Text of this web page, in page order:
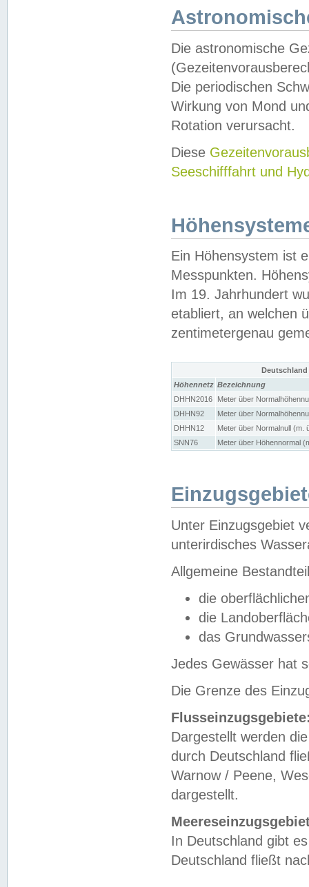
Die astronomische
Die periodischen
Wirkung von Mond
Rotation verursacht.
Diese
Seeschifffahrt und
Ein Höhensystem ist
Messpunkten.
Im 19. Jahrhundert
etabliert, an welchen
zentimetergenau
Höhennetz Bezeichnung
DHHN2016
Meter über
DHHN92
Meter über
DHHN12
Meter über Normalnull (m.
SNN76
Meter über Höhennormal
Unter Einzugsgebiet
unterirdisches
Allgemeine
die
die
das
Jedes Gewässer hat
Die Grenze des
Dargestellt werden
durch Deutschland
Warnow / Peene,
dargestellt.
In Deutschland gibt
Deutschland fließt